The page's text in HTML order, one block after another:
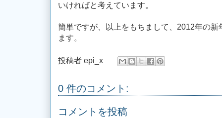
いければと考えています。
簡単ですが、以上をもちまして、2012年の
ます。
投稿者 epi_x
0 件のコメント:
コメントを投稿